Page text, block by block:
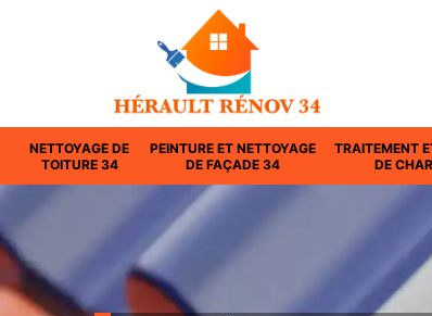
NETTOYAGE DE
TOITURE 34
PEINTURE ET NETTOYAGE
DE FAÇADE 34
TRAITEMENT
DE